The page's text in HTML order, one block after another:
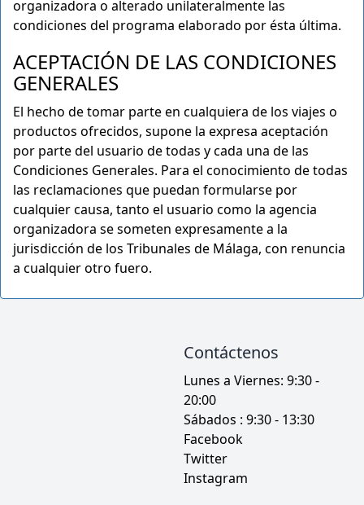
organizadora o alterado unilateralmente las
condiciones del programa elaborado por ésta última.
ACEPTACIÓN DE LAS CONDICIONES
GENERALES
El hecho de tomar parte en cualquiera de los viajes o
productos ofrecidos, supone la expresa aceptación
por parte del usuario de todas y cada una de las
Condiciones Generales. Para el conocimiento de todas
las reclamaciones que puedan formularse por
cualquier causa, tanto el usuario como la agencia
organizadora se someten expresamente a la
jurisdicción de los Tribunales de Málaga, con renuncia
a cualquier otro fuero.
Contáctenos
Lunes a Viernes: 9:30 -
20:00
Sábados : 9:30 - 13:30
Facebook
Twitter
Instagram